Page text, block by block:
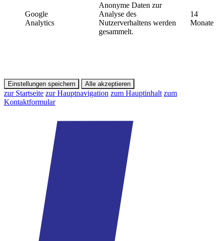
Google
Analytics
Anonyme Daten zur
Analyse des
Nutzerverhaltens werden
gesammelt.
14
Monate
Einstellungen speichern Alle akzeptieren
zur Startseite zur Hauptnavigation zum Hauptinhalt zum
Kontaktformular